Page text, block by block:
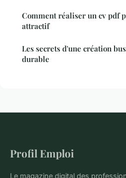
Comment réaliser un cv pdf
attractif
Les secrets d'une création
durable
Profil Emploi
Le magazine digital des